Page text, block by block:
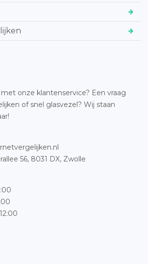
onze klantenservice? Een vraag
of snel glasvezel? Wij staan
56, 8031 DX, Zwolle